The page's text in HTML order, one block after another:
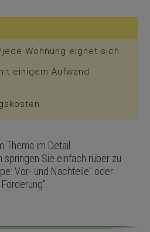
Wohnung eignet sich
einigem Aufwand
Thema im Detail
springen Sie einfach rüber zu
Vor- und Nachteile" oder